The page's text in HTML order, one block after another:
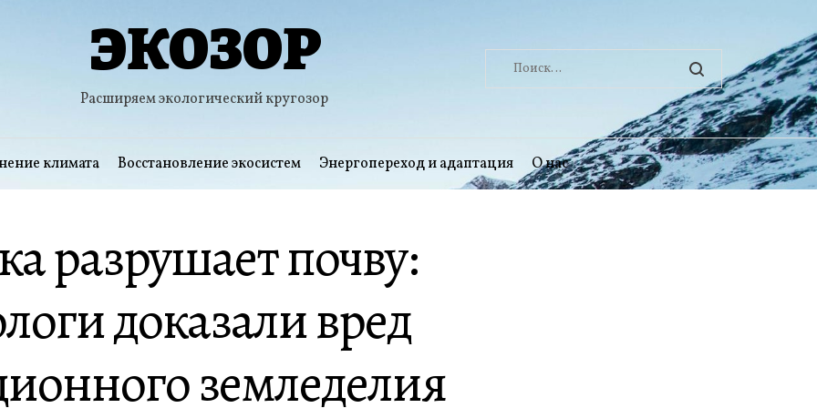
ЭКОЗОР
Расширяем экологический кругозор
Найти:
климата Восстановление экосистем Энергопереход и адаптация О нас
разрушает почву:
доказали вред
земледелия